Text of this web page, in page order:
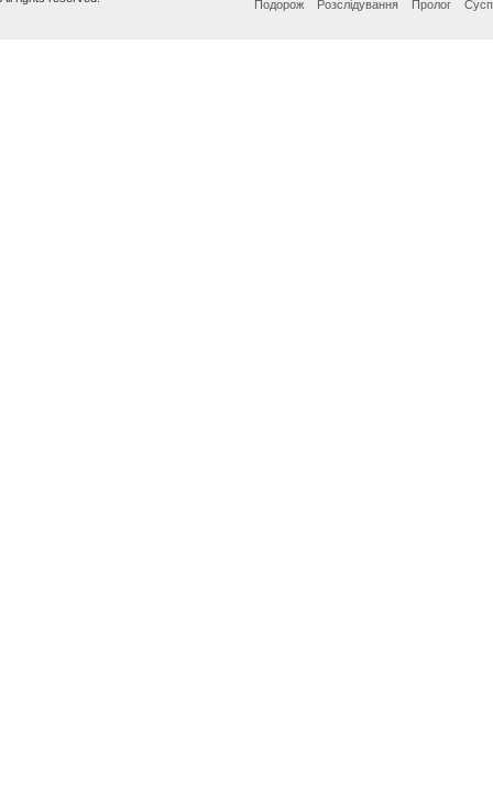
Подорож Розслідування Пролог